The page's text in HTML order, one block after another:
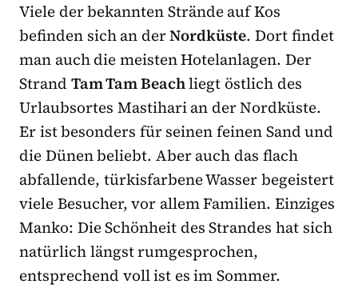
Viele der bekannten Strände auf Kos
befinden sich an derNordküste. Dort findet
man auch die meisten Hotelanlagen. Der
Strand Tam Tam Beachliegt östlich des
Urlaubsortes Mastihari an der Nordküste.
Er ist besonders für seinen feinen Sand und
die Dünen beliebt. Aber auch das flach
abfallende, türkisfarbene Wasser begeistert
viele Besucher, vor allem Familien. Einziges
Manko: Die Schönheit des Strandes hat sich
natürlich längst rumgesprochen,
entsprechend voll ist es im Sommer.